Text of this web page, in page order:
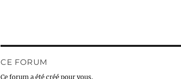
CE FORUM
Ce forum a été créé pour vous.